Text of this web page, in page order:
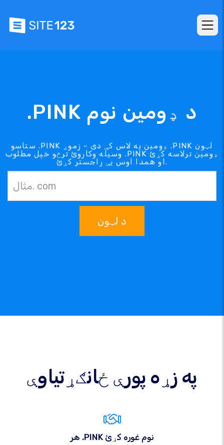
.PINK د ډومین نوم
ستاسو .PINK ډومین په لاس کې دی - زموږ .PINK لټون
وسیله وکاروئ ترڅو خپل مطلوب .PINK ډومین ترلاسه کړئ
او همدا اوس یې راجستر کړئ.
د لټون
په زړه پورې ځانګړتیاوې
هر .PINK نوم غوره کړئ